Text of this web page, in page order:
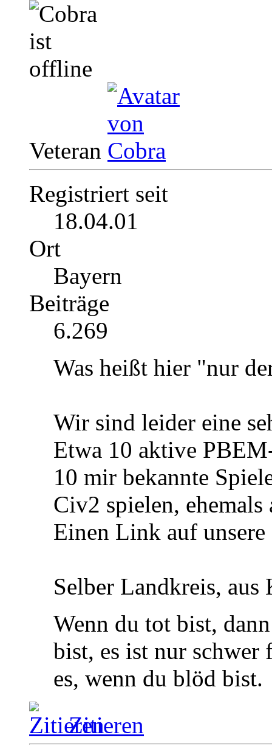
Veteran
Registriert seit
18.04.01
Ort
Bayern
Beiträge
6.269
Was heißt hier "nur
Wir sind leider eine
Etwa 10 aktive
10 mir bekannte
Civ2 spielen,
Einen Link auf
Selber Landkreis, aus
Wenn du tot bist,
bist, es ist nur schwer
es, wenn du blöd bist.
Zitieren